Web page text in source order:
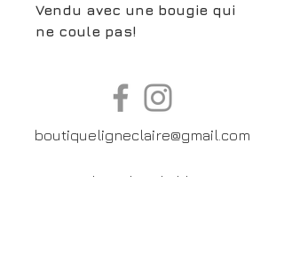
Vendu avec une bougie qui
ne coule pas!
boutiqueligneclaire@gmail.com
6, Boulevard Garibaldi, Paris